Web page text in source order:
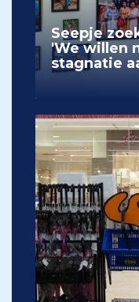
Seepje
'We willen
stagnatie